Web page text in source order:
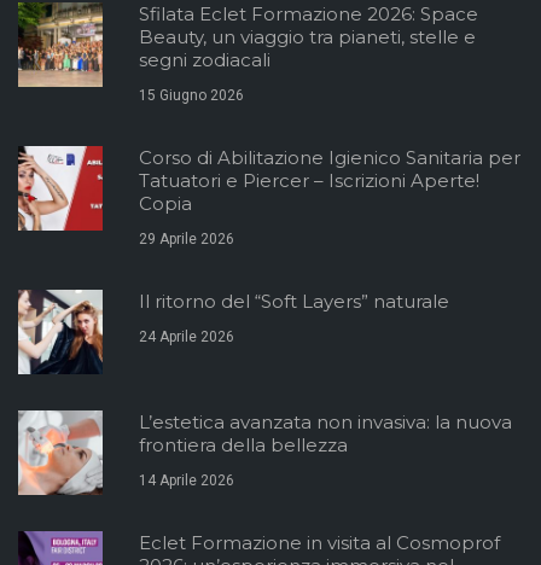
Sfilata Eclet Formazione 2026: Space
Beauty, un viaggio tra pianeti, stelle e
segni zodiacali
15 Giugno 2026
Corso di Abilitazione Igienico Sanitaria per
Tatuatori e Piercer – Iscrizioni Aperte!
Copia
29 Aprile 2026
Il ritorno del “Soft Layers” naturale
24 Aprile 2026
L’estetica avanzata non invasiva: la nuova
frontiera della bellezza
14 Aprile 2026
Eclet Formazione in visita al Cosmoprof